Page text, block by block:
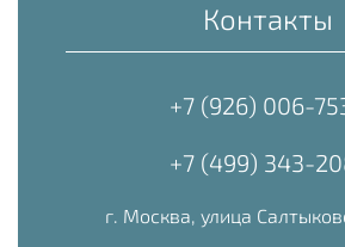
Контакты
+7 (926) 006-
+7 (499) 343-
г. Москва, улица